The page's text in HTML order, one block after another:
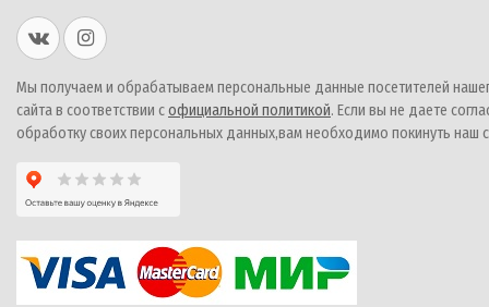
Мы получаем и обрабатываем персональные данные посетителей
сайта в соответствии софициальной политикой. Если вы не даете
обработку своих персональных данных,вам необходимо покинуть наш